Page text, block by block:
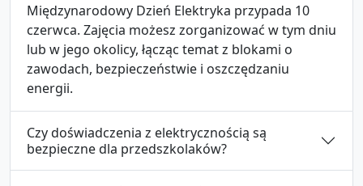
Międzynarodowy Dzień Elektryka przypada 10
czerwca. Zajęcia możesz zorganizować w tym dniu
lub w jego okolicy, łącząc temat z blokami o
zawodach, bezpieczeństwie i oszczędzaniu
energii.
Czy doświadczenia z elektrycznością są
bezpieczne dla przedszkolaków?